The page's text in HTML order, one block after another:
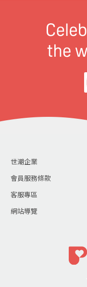
世潮企業
會員服務條款
客服專區
網站導覽